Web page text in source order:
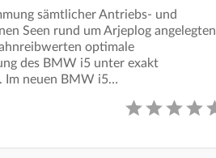
sämtlicher Antriebs- und
Seen rund um Arjeplog angelegten
optimale
des BMW i5 unter exakt
Im neuen BMW i5…